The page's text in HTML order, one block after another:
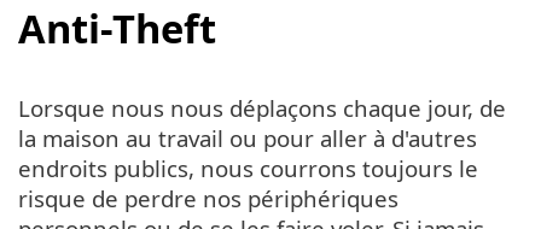
Anti-Theft
Lorsque nous nous déplaçons chaque jour, de
la maison au travail ou pour aller à d'autres
endroits publics, nous courrons toujours le
risque de perdre nos périphériques